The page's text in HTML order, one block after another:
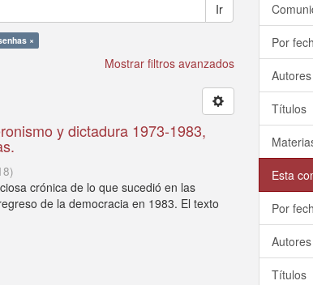
Ir
×
Mostrar filtros avanzados
y dictadura 1973-1983,
)
crónica de lo que sucedió en las
de la democracia en 1983. El texto
Por
Autores
Títulos
Esta
Por
Autores
Títulos